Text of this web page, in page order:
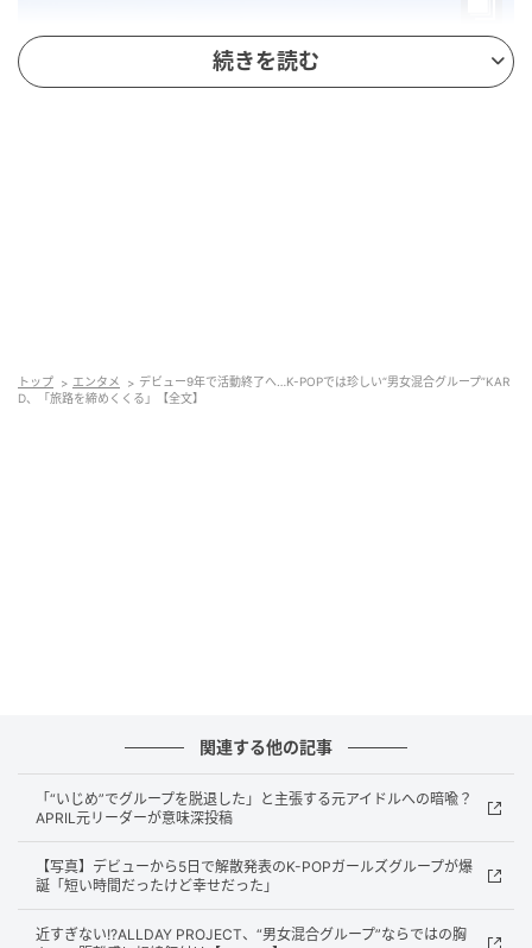
こんにちは。DSPメディアです。
まず、所属アーティストKARDをいつも大切にし、応援
してくださるHIDDEN KARDの皆さんに心より感謝申し
上げます。
続きを読む
トップ エンタメ
デビュー9年で活動終了へ…K-POPでは珍しい“男女混合グループ”KAR
D、「旅路を締めくくる」【全文】
関連する他の記事
「“いじめ”でグループを脱退した」と主張する元アイドルへの暗喩？
APRIL元リーダーが意味深投稿
【写真】デビューから5日で解散発表のK-POPガールズグループが爆
誕「短い時間だったけど幸せだった」
近すぎない!?ALLDAY PROJECT、“男女混合グループ”ならではの胸